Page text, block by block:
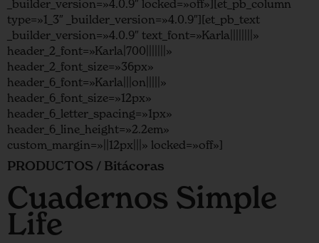
_builder_version=»4.0.9″ locked=»off»][et_pb_column
type=»1_3″ _builder_version=»4.0.9″][et_pb_text
_builder_version=»4.0.9″ text_font=»Karla||||||||»
header_2_font=»Karla|700|||||||»
header_2_font_size=»36px»
header_6_font=»Karla|||on|||||»
header_6_font_size=»12px»
header_6_letter_spacing=»1px»
header_6_line_height=»2.2em»
custom_margin=»||12px|||» locked=»off»]
PRODUCTOS / Bitácoras
Cuadernos Simple
Life